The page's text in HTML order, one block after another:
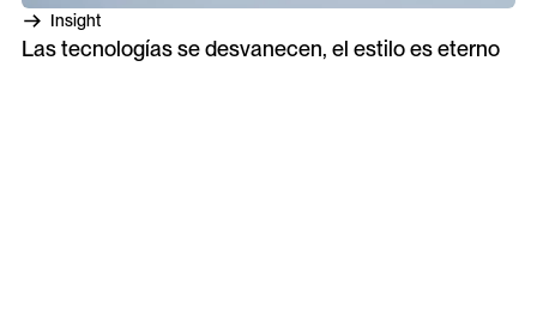
Insight
Las tecnologías se desvanecen, el estilo es eterno